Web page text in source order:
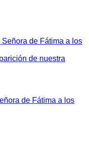
de Fátima a los